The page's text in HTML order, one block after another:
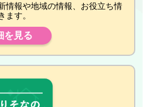
情報や地域の情報、お役立ち情
ます。
を見る